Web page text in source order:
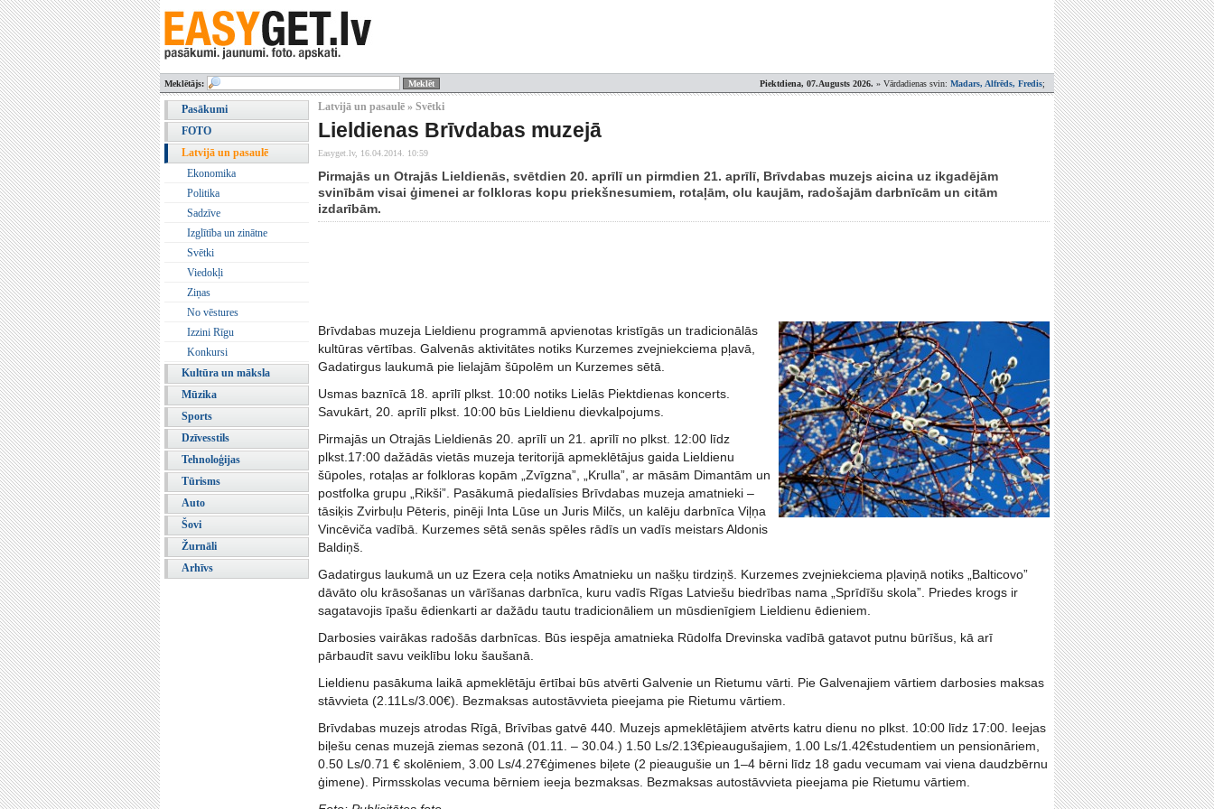
Piektdiena, 07.Augusts 2026. » Vārdadienas svin: Madars, Alfrēds, Fredis;
Meklētājs:
Pasākumi
FOTO
Latvijā un pasaulē
Ekonomika
Politika
Sadzīve
Izglītība un zinātne
Svētki
Viedokļi
Ziņas
No vēstures
Izzini Rīgu
Konkursi
Kultūra un māksla
Mūzika
Sports
Dzīvesstils
Tehnoloģijas
Tūrisms
Auto
Šovi
Žurnāli
Arhīvs
Latvijā un pasaulē » Svētki
Lieldienas Brīvdabas muzejā
Easyget.lv, 16.04.2014. 10:59
Pirmajās un Otrajās Lieldienās, svētdien 20. aprīlī un pirmdien 21. aprīlī, Brīvdabas muzejs aicina uz ikgadējām
svinībām visai ģimenei ar folkloras kopu priekšnesumiem, rotaļām, olu kaujām, radošajām darbnīcām un citām
izdarībām.
Brīvdabas muzeja Lieldienu programmā apvienotas kristīgās un tradicionālās
kultūras vērtības. Galvenās aktivitātes notiks Kurzemes zvejniekciema pļavā,
Gadatirgus laukumā pie lielajām šūpolēm un Kurzemes sētā.
Usmas baznīcā 18. aprīlī plkst. 10:00 notiks Lielās Piektdienas koncerts.
Savukārt, 20. aprīlī plkst. 10:00 būs Lieldienu dievkalpojums.
Pirmajās un Otrajās Lieldienās 20. aprīlī un 21. aprīlī no plkst. 12:00 līdz
plkst.17:00 dažādās vietās muzeja teritorijā apmeklētājus gaida Lieldienu
šūpoles, rotaļas ar folkloras kopām „Zvīgzna”, „Krulla”, ar māsām Dimantām un
postfolka grupu „Rikši”. Pasākumā piedalīsies Brīvdabas muzeja amatnieki –
tāsiķis Zvirbuļu Pēteris, pinēji Inta Lūse un Juris Milčs, un kalēju darbnīca Viļņa
Vincēviča vadībā. Kurzemes sētā senās spēles rādīs un vadīs meistars Aldonis
Baldiņš.
Gadatirgus laukumā un uz Ezera ceļa notiks Amatnieku un našķu tirdziņš. Kurzemes zvejniekciema pļaviņā notiks „Balticovo”
dāvāto olu krāsošanas un vārīšanas darbnīca, kuru vadīs Rīgas Latviešu biedrības nama „Sprīdīšu skola”. Priedes krogs ir
sagatavojis īpašu ēdienkarti ar dažādu tautu tradicionāliem un mūsdienīgiem Lieldienu ēdieniem.
Darbosies vairākas radošās darbnīcas. Būs iespēja amatnieka Rūdolfa Drevinska vadībā gatavot putnu būrīšus, kā arī
pārbaudīt savu veiklību loku šaušanā.
Lieldienu pasākuma laikā apmeklētāju ērtībai būs atvērti Galvenie un Rietumu vārti. Pie Galvenajiem vārtiem darbosies maksas
stāvvieta (2.11Ls/3.00€). Bezmaksas autostāvvieta pieejama pie Rietumu vārtiem.
Brīvdabas muzejs atrodas Rīgā, Brīvības gatvē 440. Muzejs apmeklētājiem atvērts katru dienu no plkst. 10:00 līdz 17:00. Ieejas
biļešu cenas muzejā ziemas sezonā (01.11. – 30.04.) 1.50 Ls/2.13€pieaugušajiem, 1.00 Ls/1.42€studentiem un pensionāriem,
0.50 Ls/0.71 € skolēniem, 3.00 Ls/4.27€ģimenes biļete (2 pieaugušie un 1–4 bērni līdz 18 gadu vecumam vai viena daudzbērnu
ģimene). Pirmsskolas vecuma bērniem ieeja bezmaksas. Bezmaksas autostāvvieta pieejama pie Rietumu vārtiem.